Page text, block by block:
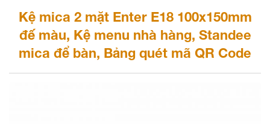
Kệ mica 2 mặt Enter E18 100x150mm
đế màu, Kệ menu nhà hàng, Standee
mica để bàn, Bảng quét mã QR Code